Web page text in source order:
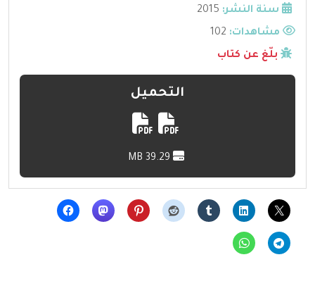
سنة النشر: 2015
مشاهدات:
بلّغ عن كتاب
التحميل